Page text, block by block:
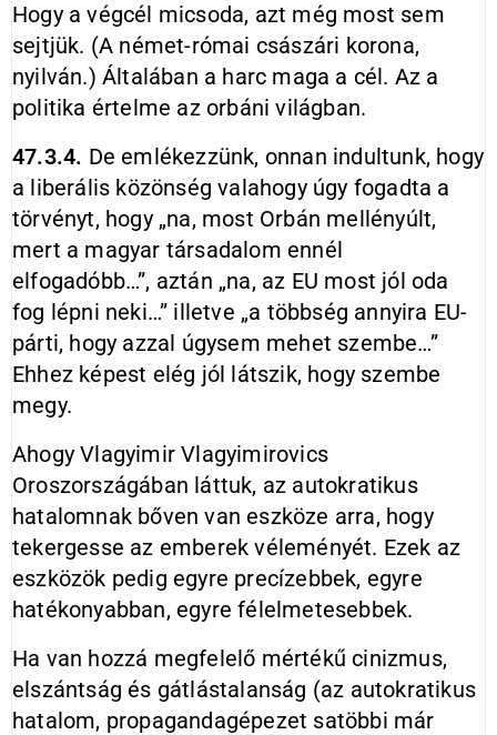
Hogy a végcél micsoda, azt még most sem
sejtjük. (A német-római császári korona,
nyilván.) Általában a harc maga a cél. Az a
politika értelme az orbáni világban.
47.3.4. De emlékezzünk, onnan indultunk, hogy
a liberális közönség valahogy úgy fogadta a
törvényt, hogy „na, most Orbán mellényúlt,
mert a magyar társadalom ennél
elfogadóbb…”, aztán „na, az EU most jól oda
fog lépni neki…” illetve „a többség annyira EU-
párti, hogy azzal úgysem mehet szembe…”
Ehhez képest elég jól látszik, hogy szembe
megy.
Ahogy Vlagyimir Vlagyimirovics
Oroszországában láttuk, az autokratikus
hatalomnak bőven van eszköze arra, hogy
tekergesse az emberek véleményét. Ezek az
eszközök pedig egyre precízebbek, egyre
hatékonyabban, egyre félelmetesebbek.
Ha van hozzá megfelelő mértékű cinizmus,
elszántság és gátlástalanság (az autokratikus
hatalom, propagandagépezet satöbbi már